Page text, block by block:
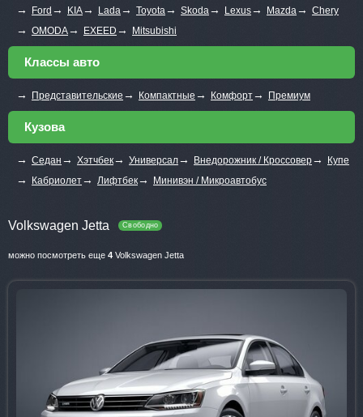
→ Ford → KIA→ Lada→ Toyota→ Skoda→ Lexus→ Mazda→ Chery
→ OMODA→ EXEED → Mitsubishi
Классы авто
→ Представительские → Компактные → Комфорт→ Премиум
Кузова
→ Седан → Хэтчбек→ Универсал→ Внедорожник / Кроссовер→ Купе
→ Кабриолет→ Лифтбек→ Минивэн / Микроавтобус
Volkswagen Jetta Свободно
можно посмотреть еще 4 Volkswagen Jetta